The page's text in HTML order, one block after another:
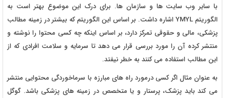
با سایر وب سایت ها و سازمان ها. برای درک این موضوع بهتر است به
الگوریتم YMYL اشاره داشت. بر اساس این الگوریتم که بیشتر در زمینه مطالب
پزشکی، مالی و حقوقی تمرکز دارد، بر اساس اینکه چه کسی محتوا را نوشته و
منتشر کرده آن را مورد بررسی قرار می دهد تا سرمایه و سلامت افرادی که از
این مطالب استفاده می کنند به خطر نیفتد.
به عنوان مثال اگر کسی درمورد راه های مبارزه با سرماخوردگی محتوایی منتشر
می کند باید پزشک، پرستار و یا متخصص در زمینه های پزشکی باشد. گوگل